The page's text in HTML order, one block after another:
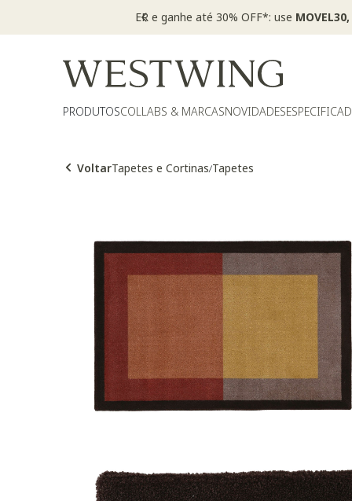
PRODUTOSCOLLABS & MARCASNOVIDADES
VoltarTapetes e Cortinas/Tapetes